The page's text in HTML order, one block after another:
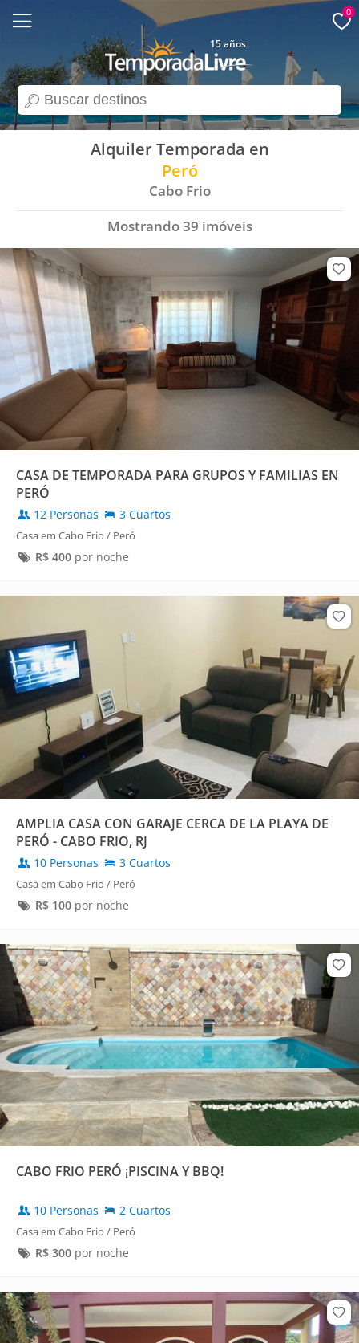
search
15 años
0
Alquiler Temporada en
Peró
Cabo Frio
Mostrando39 imóveis
CASA DE TEMPORADA PARA GRUPOS Y FAMILIAS EN
PERÓ
12 Personas 3 Cuartos
Casa em Cabo Frio / Peró
R$ 400por noche
AMPLIA CASA CON GARAJE CERCA DE LA PLAYA DE
PERÓ - CABO FRIO, RJ
10 Personas 3 Cuartos
Casa em Cabo Frio / Peró
R$ 100por noche
CABO FRIO PERÓ ¡PISCINA Y BBQ!
10 Personas 2 Cuartos
Casa em Cabo Frio / Peró
R$ 300por noche